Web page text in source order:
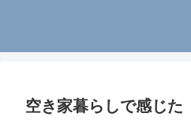
空き家暮らしで感じた